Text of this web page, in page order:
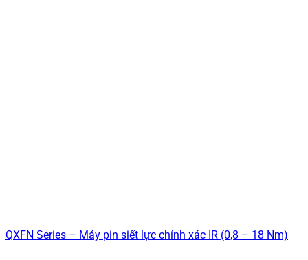
QXFN Series – Máy pin siết lực chính xác IR (0,8 – 18 Nm)